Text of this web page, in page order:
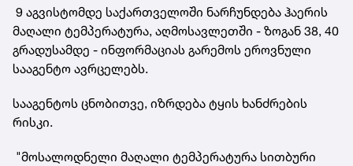
9 აგვისტომდე საქართველოში ნარჩუნდება ჰაერის
მაღალი ტემპერატურა, აღმოსავლეთში - ზოგან 38, 40
გრადუსამდე - ინფორმაციას გარემოს ეროვნული
სააგენტო ავრცელებს.
სააგენტოს ცნობითვე, იზრდება ტყის ხანძრების
რისკი.
"მოსალოდნელი მაღალი ტემპერატურა სითბური